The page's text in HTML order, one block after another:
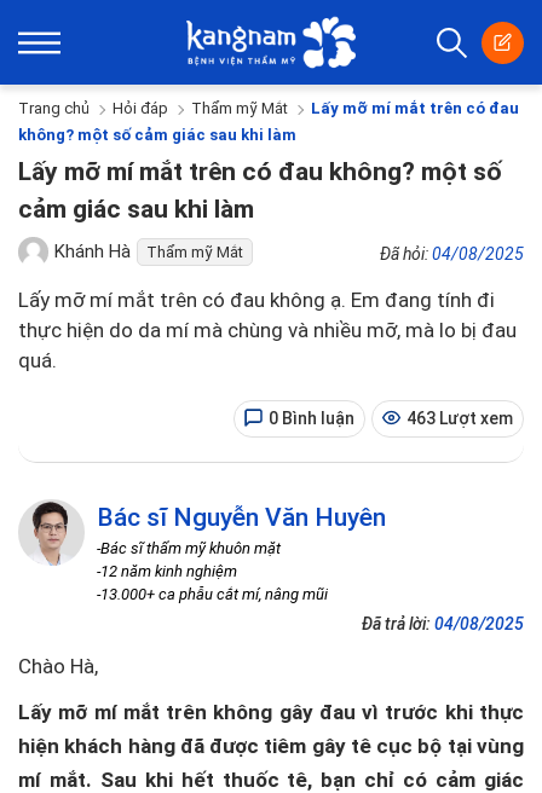
Trang chủ Hỏi đáp Thẩm mỹ Mắt
Lấy mỡ mí mắt trên có đau
không? một số cảm giác sau khi làm
Lấy mỡ mí mắt trên có đau không? một số
cảm giác sau khi làm
Khánh Hà Thẩm mỹ Mắt Đã hỏi:04/08/2025
Lấy mỡ mí mắt trên có đau không ạ. Em đang tính đi
thực hiện do da mí mà chùng và nhiều mỡ, mà lo bị đau
quá.
0 Bình luận 463 Lượt xem
Bác sĩ Nguyễn Văn Huyên
-Bác sĩ thẩm mỹ khuôn mặt
-12 năm kinh nghiệm
-13.000+ ca phẫu cắt mí, nâng mũi
Đã trả lời: 04/08/2025
Chào Hà,
Lấy mỡ mí mắt trên không gây đau vì trước khi thực
hiện khách hàng đã được tiêm gây tê cục bộ tại vùng
mí mắt. Sau khi hết thuốc tê, bạn chỉ có cảm giác